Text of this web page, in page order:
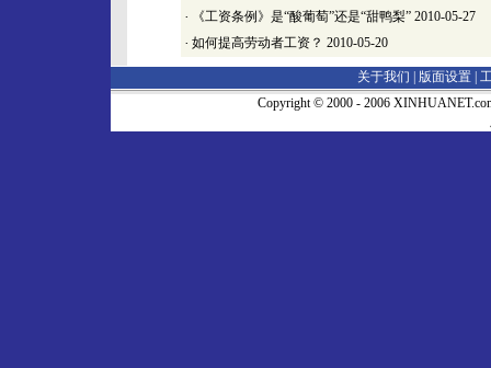
· 《工资条例》是“酸葡萄”还是“甜鸭梨” 2010-05-27
· 如何提高劳动者工资？ 2010-05-20
关于我们 | 版面设置
Copyright © 2000 - 2006